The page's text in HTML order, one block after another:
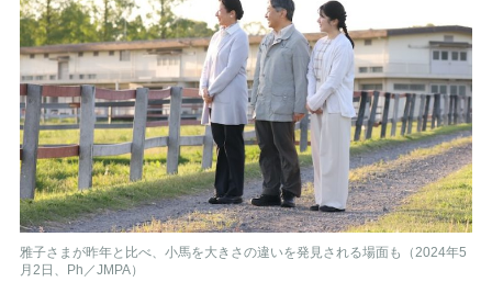
雅子さまが昨年と比べ、小馬を大きさの違いを発見される場面も（2024年5
月2日、Ph／JMPA）